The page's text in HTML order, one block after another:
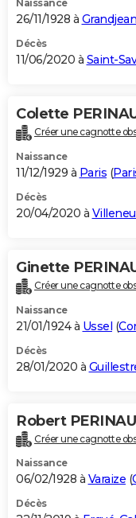
Naissance
26/11/1928 à Grandjean
Décès
11/06/2020 à Saint-
Colette
Créer une cagnotte
Naissance
11/12/1929 à Paris (
Décès
20/04/2020 à
Ginette
Créer une cagnotte
Naissance
21/01/1924 à Ussel (
Décès
28/01/2020 à
Robert
Créer une cagnotte
Naissance
06/02/1928 à Varaize (
Décès